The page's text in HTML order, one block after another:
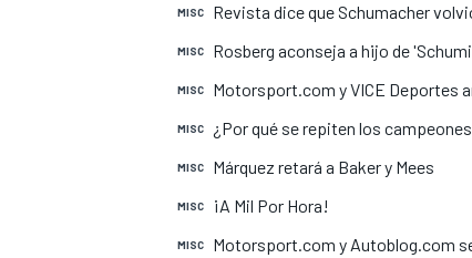
MISC Revista dice que Schumacher
MISC Rosberg aconseja a hijo de
MISC Motorsport.com y VICE Deportes
MISC ¿Por qué se repiten los
MISC Márquez retará a Baker y Mees
MISC ¡A Mil Por Hora!
MISC Motorsport.com y Autoblog.com